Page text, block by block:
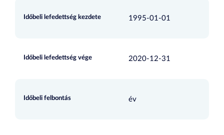
Időbeli lefedettség kezdete 1995-01-01
Időbeli lefedettség vége 2020-12-31
Időbeli felbontás év